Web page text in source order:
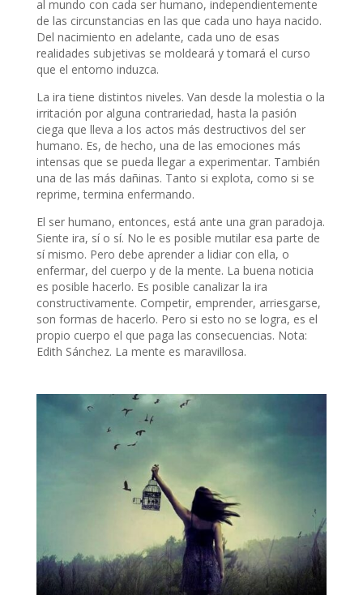
al mundo con cada ser humano, independientemente
de las circunstancias en las que cada uno haya nacido.
Del nacimiento en adelante, cada uno de esas
realidades subjetivas se moldeará y tomará el curso
que el entorno induzca.
La ira tiene distintos niveles. Van desde la molestia o la
irritación por alguna contrariedad, hasta la pasión
ciega que lleva a los actos más destructivos del ser
humano. Es, de hecho, una de las emociones más
intensas que se pueda llegar a experimentar. También
una de las más dañinas. Tanto si explota, como si se
reprime, termina enfermando.
El ser humano, entonces, está ante una gran paradoja.
Siente ira, sí o sí. No le es posible mutilar esa parte de
sí mismo. Pero debe aprender a lidiar con ella, o
enfermar, del cuerpo y de la mente. La buena noticia
es posible hacerlo. Es posible canalizar la ira
constructivamente. Competir, emprender, arriesgarse,
son formas de hacerlo. Pero si esto no se logra, es el
propio cuerpo el que paga las consecuencias. Nota:
Edith Sánchez. La mente es maravillosa.